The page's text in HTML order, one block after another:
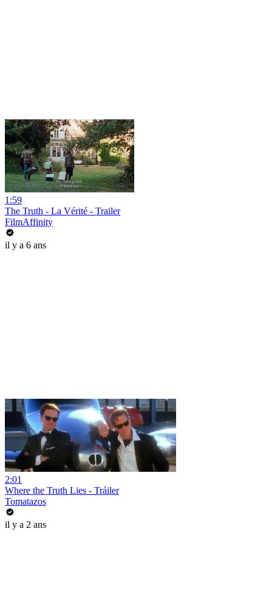
1:59
The Truth - La Vérité - Trailer
FilmAffinity
il y a 6 ans
2:01
Where the Truth Lies - Tráiler
Tomatazos
il y a 2 ans